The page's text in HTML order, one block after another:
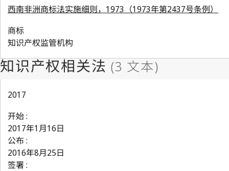
西南非洲商标法实施细则，1973（1973年第2437号条例）
商标
知识产权监管机构
2017
开始 :
2017年1月16日
公布 :
2016年8月25日
签署 :